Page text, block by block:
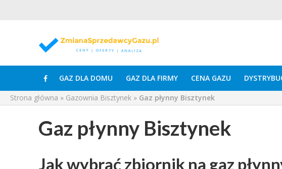
GAZ DLA DOMU GAZ DLA FIRMY CENA GAZU
Strona główna » Gazownia Bisztynek » Gaz płynny Bisztynek
Gaz płynny Bisztynek
Jak wybrać zbiornik na gaz